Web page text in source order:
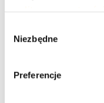
zgody
Niezbędne
Preferencje